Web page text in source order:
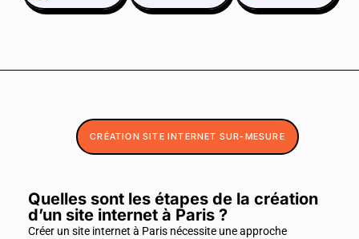
CRÉATION SITE INTERNET SUR-MESURE
Quelles sont les étapes de la création
d’un site internet à Paris ?
Créer un site internet à Paris nécessite une approche